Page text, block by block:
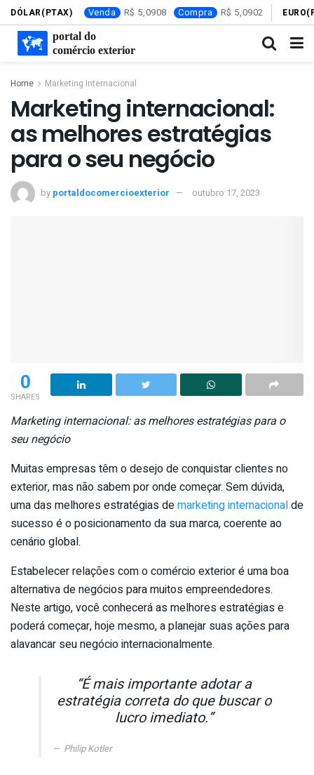
DÓLAR(PTAX) Venda 5,0908 Compra 5,0902
Home Marketing Internacional
Marketing internacional:
as melhores estratégias
para o seu negócio
by portaldocomercioexterior outubro 17, 2023
0
SHARES
Marketing internacional: as melhores estratégias para o
seu negócio
Muitas empresas têm o desejo de conquistar clientes no
exterior, mas não sabem por onde começar. Sem dúvida,
uma das melhores estratégias demarketing internacionalde
sucesso é o posicionamento da sua marca, coerente ao
cenário global.
Estabelecer relações com o comércio exterior é uma boa
alternativa de negócios para muitos empreendedores.
Neste artigo, você conhecerá as melhores estratégias e
poderá começar, hoje mesmo, a planejar suas ações para
alavancar seu negócio internacionalmente.
“É mais importante adotar a
estratégia correta do que buscar o
lucro imediato.”
Philip Kotler